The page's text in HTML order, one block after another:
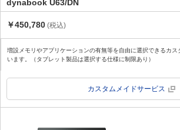
dynabook U63/DN
￥450,780 (税込)
増設メモリやアプリケーションの有無等を自由に選択できるカス
います。（タブレット製品は選択する仕様に制限あり）
カスタムメイドサービス